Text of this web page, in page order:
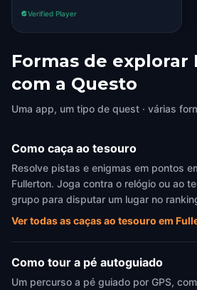
the game on foot.
Verified Player
Formas de explorar
com a Questo
Uma app, um tipo de quest · várias
Como caça ao tesouro
Resolve pistas e enigmas em pontos
Fullerton. Joga contra o relógio ou ao
grupo para disputar um lugar no
Ver todas as caças ao tesouro em
Como tour a pé autoguiado
Um percurso a pé guiado por GPS,